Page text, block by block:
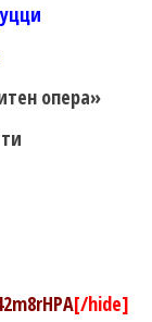
опера»
[/hide]